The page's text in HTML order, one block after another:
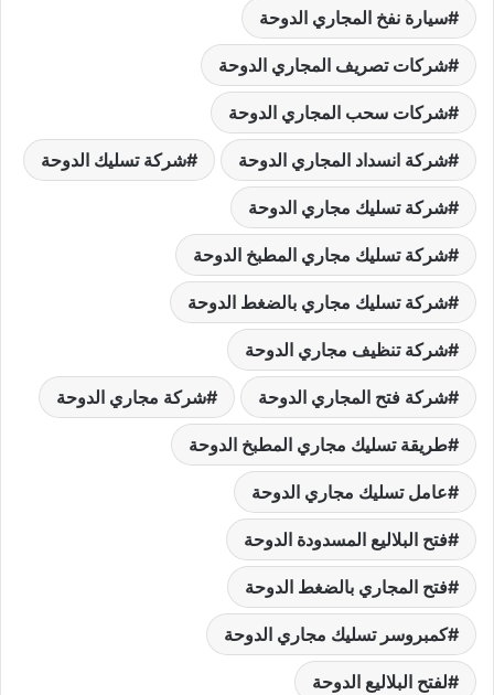
سيارة نفخ المجاري الدوحة
شركات تصريف المجاري الدوحة
شركات سحب المجاري الدوحة
شركة انسداد المجاري الدوحة شركة تسليك الدوحة
شركة تسليك مجاري الدوحة
شركة تسليك مجاري المطبخ الدوحة
شركة تسليك مجاري بالضغط الدوحة
شركة تنظيف مجاري الدوحة
شركة فتح المجاري الدوحة شركة مجاري الدوحة
طريقة تسليك مجاري المطبخ الدوحة
عامل تسليك مجاري الدوحة
فتح البلاليع المسدودة الدوحة
فتح المجاري بالضغط الدوحة
كمبروسر تسليك مجاري الدوحة
لفتح البلاليع الدوحة